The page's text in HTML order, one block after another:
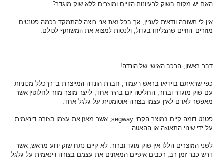
האם יש מקום בשוק לרעיונות הזויים ומוצרים ללא שוק מוגדר?
אין לי תשובה וודאית לעניין, אך בכל זאת אני רוצה להתמקד בכמה פטנטים
מוזרים והזויים שהצליחו בגדול, ולנסות למצוא את המשותף לכולם.
דבר ראשון, הרכב האישי של הונדה!
כפי שראיתם בוידיאו בראש העמוד, חברת הונדה המייצרת בדרךכלל מכוניות
עם שוק מוגדר וברור, החליטה יום בהיר אחד, לייצר מוצר מוזר לחלוטין אשר
מאפשר לאדם לאזן עצמו בצורה אוטומטית על גלגל אחד.
פטנט דומה קיים במוצר הקרוי segway, אשר מאזן את עצמו בצורה דינאמית
על ידי שינוי התאוצה או ההאטה.
לשני המוצרים הללו אין שוק מוגד וברור. לא קיים נתח שוק ידוע מראש, אשר
דרש כבר זמן רב, רכבים אישיים המאזנים את עצמם בצורה דינאמית על גלגל